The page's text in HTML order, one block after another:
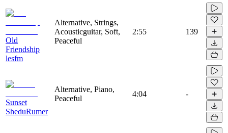
Old
Friendship
lesfm
Alternative, Strings,
Acousticguitar, Soft,
Peaceful
2:55 139
Sunset
SheduRumer
Alternative, Piano,
Peaceful
4:04 -